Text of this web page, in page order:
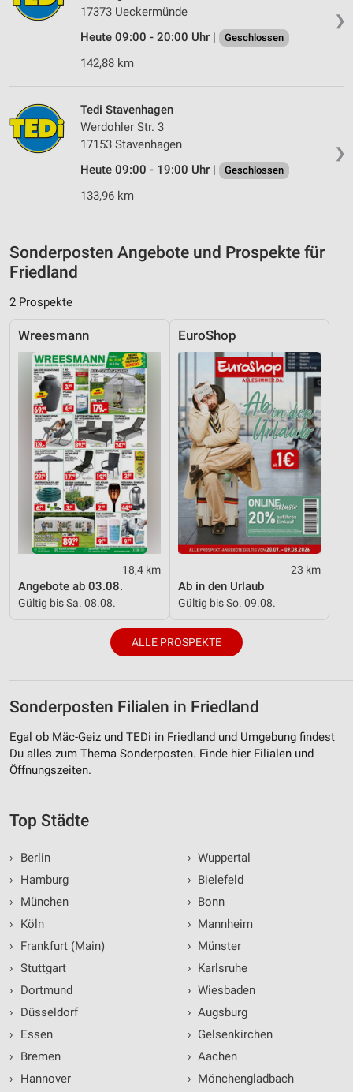
❯
17373 Ueckermünde
Heute 09:00 - 20:00 Uhr |
Geschlossen
142,88 km
❯
Tedi Stavenhagen
Werdohler Str. 3
17153 Stavenhagen
Heute 09:00 - 19:00 Uhr |
Geschlossen
133,96 km
Sonderposten Angebote und Prospekte für
Friedland
2 Prospekte
Wreesmann
18,4 km
Angebote ab 03.08.
Gültig bis Sa. 08.08.
EuroShop
23 km
Ab in den Urlaub
Gültig bis So. 09.08.
ALLE PROSPEKTE
Sonderposten Filialen in Friedland
Egal ob Mäc-Geiz und TEDi in Friedland und Umgebung findest
Du alles zum Thema Sonderposten. Finde hier Filialen und
Öffnungszeiten.
Top Städte
›
Berlin
›
Hamburg
›
München
›
Köln
›
Frankfurt (Main)
› Stuttgart
›
Dortmund
›
Düsseldorf
›
Essen
›
Bremen
›
Hannover
› Wuppertal
› Bielefeld
› Bonn
› Mannheim
› Münster
› Karlsruhe
› Wiesbaden
› Augsburg
› Gelsenkirchen
› Aachen
› Mönchengladbach
Verwendung genauer Standortdaten
Geräte anhand von aktiv angeforderten
Informationen identifizieren
Notwendig
Performance